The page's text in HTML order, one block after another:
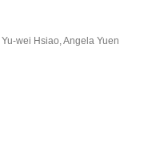
Yu-wei Hsiao,Angela Yuen